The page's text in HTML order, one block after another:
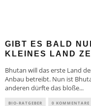
GIBT ES BALD
KLEINES LAND
Bhutan will das erste Land
Anbau betreibt. Nun ist
anderen dürfte das bloße...
BIO-RATGEBER 0 KOMMENTARE